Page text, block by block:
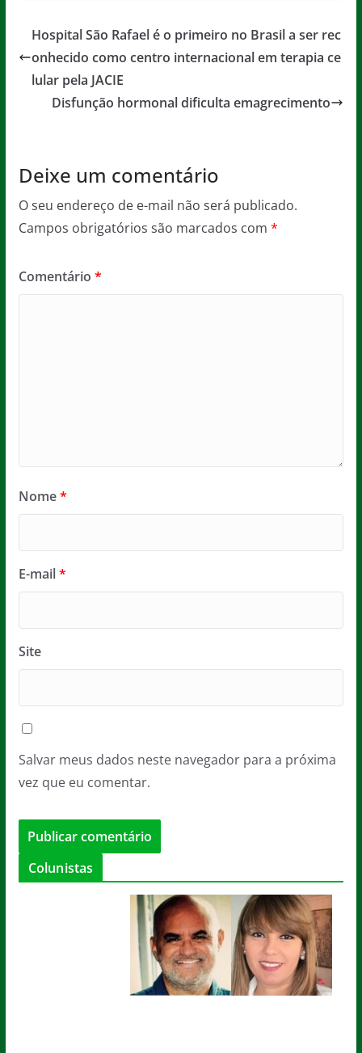
e
b
o
o
er l s
A
p
a
g
Hospital São Rafael é o primeiro no Brasil a ser rec
onhecido como centro internacional em terapia ce
lular pela JACIE
Disfunção hormonal dificulta emagrecimento
Deixe um comentário
O seu endereço de e-mail não será publicado.
Campos obrigatórios são marcados com *
Comentário *
Nome*
E-mail*
Site
Salvar meus dados neste navegador para a próxima
vez que eu comentar.
Colunistas